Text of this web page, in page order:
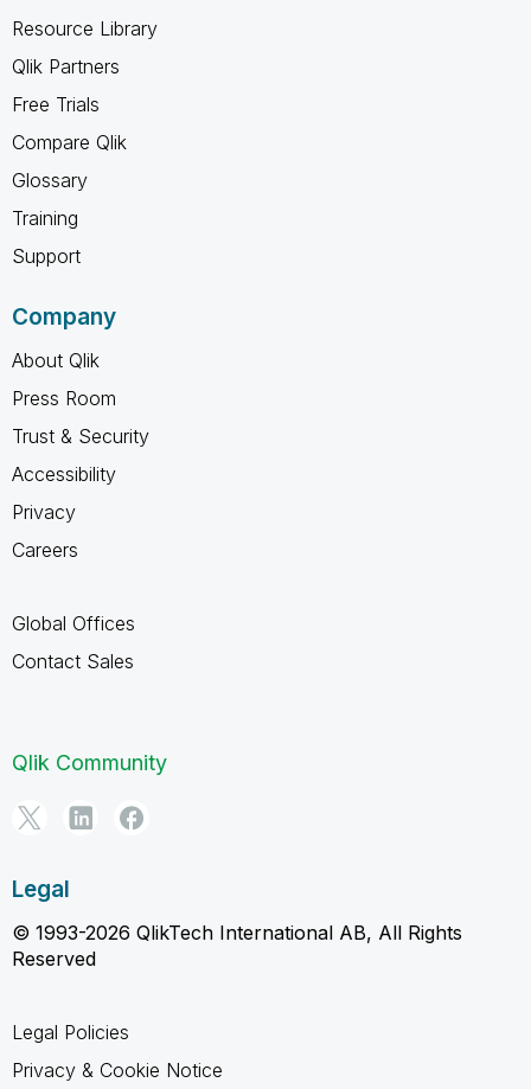
Resource Library
Qlik Partners
Free Trials
Compare Qlik
Glossary
Training
Support
Company
About Qlik
Press Room
Trust & Security
Accessibility
Privacy
Careers
Global Offices
Contact Sales
Qlik Community
Legal
© 1993-2026 QlikTech International AB, All Rights
Reserved
Legal Policies
Privacy & Cookie Notice